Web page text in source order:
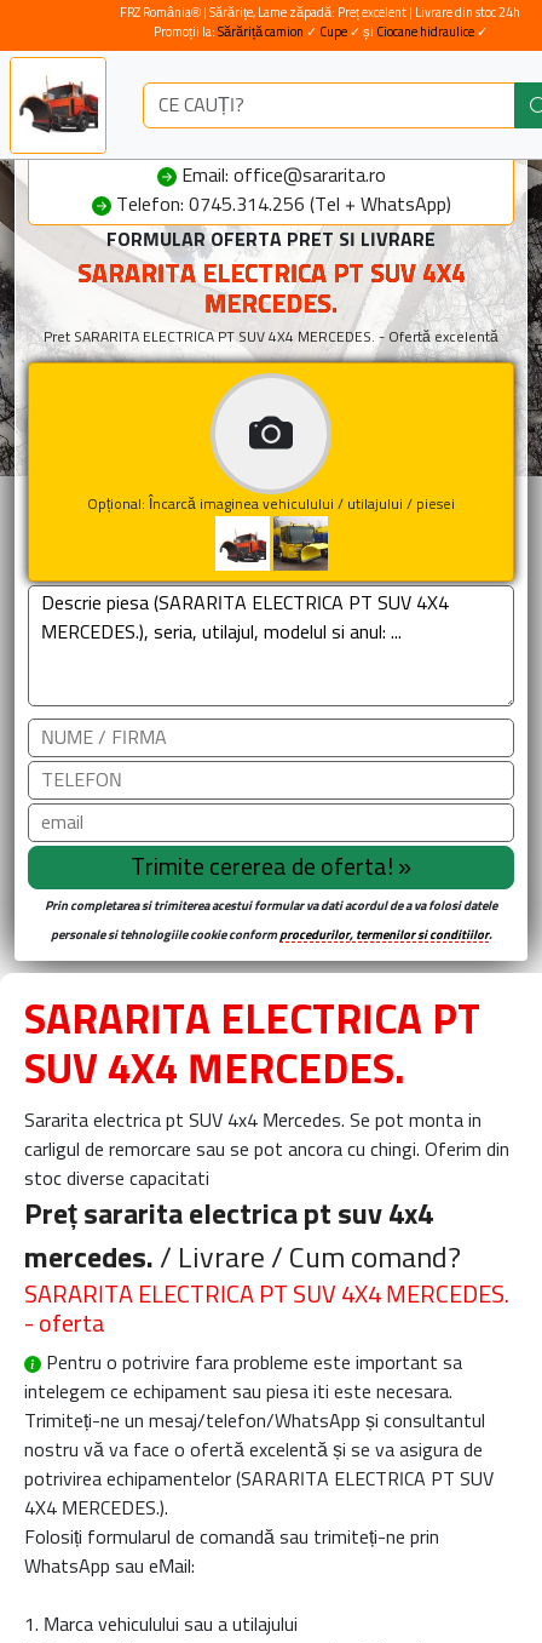
Email: office@sararita.ro
Telefon: 0745.314.256 (Tel + WhatsApp)
FORMULAR OFERTA PRET SI LIVRARE
SARARITA ELECTRICA PT SUV 4X4
MERCEDES.
Pret SARARITA ELECTRICA PT SUV 4X4 MERCEDES. - Ofertă excelentă
Opțional: Încarcă imaginea vehiculului / utilajului / piesei
Prin completarea si trimiterea acestui formular va dati acordul de a va folosi datele
personale si tehnologiile cookie conformprocedurilor, termenilor si conditiilor.
SARARITA ELECTRICA PT
SUV 4X4 MERCEDES.
Sararita electrica pt SUV 4x4 Mercedes. Se pot monta in
carligul de remorcare sau se pot ancora cu chingi. Oferim din
stoc diverse capacitati
Preț sararita electrica pt suv 4x4
mercedes. / Livrare / Cum comand?
SARARITA ELECTRICA PT SUV 4X4 MERCEDES.
- oferta
Pentru o potrivire fara probleme este important sa
intelegem ce echipament sau piesa iti este necesara.
Trimiteți-ne un mesaj/telefon/WhatsApp și consultantul
nostru vă va face o ofertă excelentă și se va asigura de
potrivirea echipamentelor (SARARITA ELECTRICA PT SUV
4X4 MERCEDES.).
Folosiți formularul de comandă sau trimiteți-ne prin
WhatsApp sau eMail:
1. Marca vehiculului sau a utilajului
FRZ România® | Sărărițe, Lame zăpadă: Preț excelent | Livrare din stoc 24h
Promoții la: Sărăriță camion ✓ Cupe ✓ și Ciocane hidraulice✓